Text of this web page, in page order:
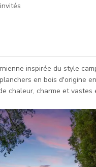
invités
inspirée du style
en bois d'origine
chaleur, charme et vastes
allant d'une
salle à manger dont les
1 000 carrés de feuilles
familiale à plan ouvert